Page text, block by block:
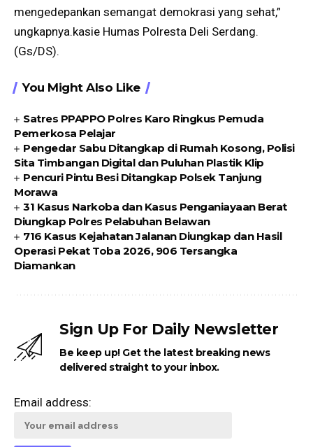
mengedepankan semangat demokrasi yang sehat,”
ungkapnya.kasie Humas Polresta Deli Serdang.
(Gs/DS).
You Might Also Like
Satres PPAPPO Polres Karo Ringkus Pemuda
Pemerkosa Pelajar
Pengedar Sabu Ditangkap di Rumah Kosong, Polisi
Sita Timbangan Digital dan Puluhan Plastik Klip
Pencuri Pintu Besi Ditangkap Polsek Tanjung
Morawa
31 Kasus Narkoba dan Kasus Penganiayaan Berat
Diungkap Polres Pelabuhan Belawan
716 Kasus Kejahatan Jalanan Diungkap dan Hasil
Operasi Pekat Toba 2026, 906 Tersangka
Diamankan
Sign Up For Daily Newsletter
Be keep up! Get the latest breaking news
delivered straight to your inbox.
Email address: